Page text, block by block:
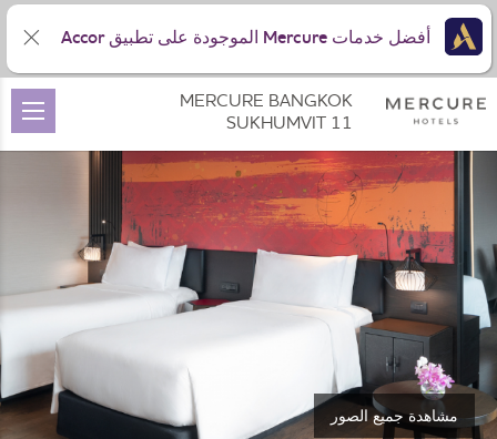
مشاهدة جميع الصور
MERCURE BANGKOK
SUKHUMVIT 11
أفضل خدمات Mercure الموجودة على تطبيق Accor